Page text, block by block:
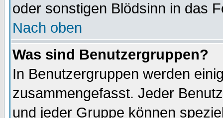
oder sonstigen Blödsinn in das
Nach oben
Was sind Benutzergruppen?
In Benutzergruppen werden
zusammengefasst. Jeder
und jeder Gruppe können